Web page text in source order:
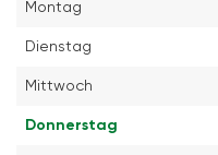
Montag
Dienstag
Mittwoch
Donnerstag